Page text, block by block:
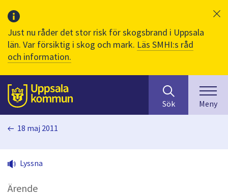
Just nu råder det stor risk för skogsbrand i Uppsala
län. Var försiktig i skog och mark. Läs SMHI:s råd
och information.
Till sidans
huvudinnehåll
efter
innehåll
på
Sök Meny
18 maj 2011
Lyssna
Ärende